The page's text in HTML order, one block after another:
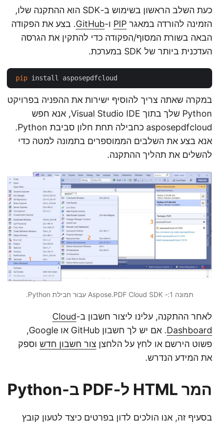
כעת השלב הראשון בשימוש ב-SDK הוא ההתקנה שלו,
הזמינה להורדה במאגרPIPו-GitHub. בצע את הפקודה
הבאה בשורת המסוף/הפקודה כדי להתקין את הגרסה
העדכנית ביותר של SDK במערכת.
pip
במקרה שאתה צריך להוסיף ישירות את ההפניה בפרויקט
Python שלך בתוך Visual Studio IDE, אנא חפש
asposepdfcloud כחבילה תחת חלון סביבת Python.
אנא בצע את השלבים הממוספרים בתמונה למטה כדי
להשלים את תהליך ההתקנה.
תמונה 1:- Aspose.PDF Cloud SDK עבור חבילת Python.
לאחר ההתקנה, עלינו ליצור חשבון ב-Cloud
Dashboard
. אם יש לך חשבון GitHub או Google,
פשוט הירשם או לחץ על הלחצןצור חשבון חדשוספק
את המידע הנדרש.
המר HTML ל-PDF ב-Python
בסעיף זה, אנו הולכים לדון בפרטים כיצד לטעון קובץ